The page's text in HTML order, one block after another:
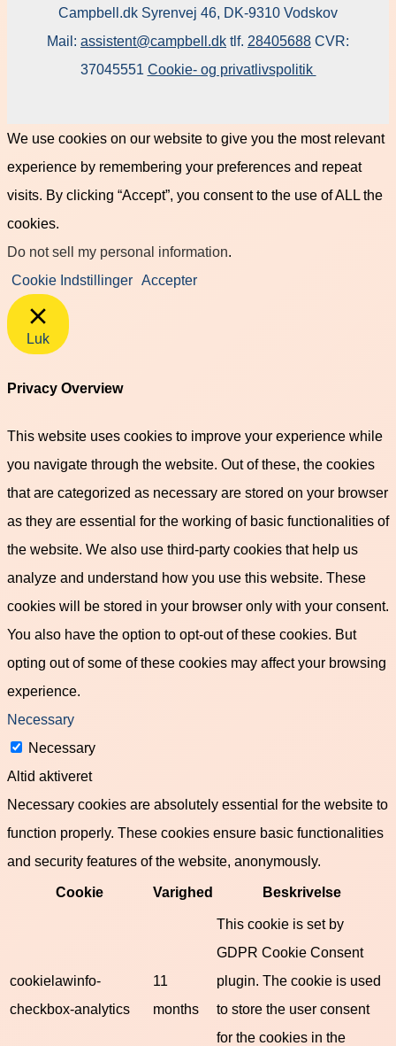
Campbell.dk Syrenvej 46, DK-9310 Vodskov
Mail: assistent@campbell.dk tlf. 28405688 CVR:
37045551 Cookie- og privatlivspolitik
We use cookies on our website to give you the most relevant
experience by remembering your preferences and repeat
visits. By clicking “Accept”, you consent to the use of ALL the
cookies.
Do not sell my personal information.
Cookie Indstillinger Accepter
Luk
Privacy Overview
This website uses cookies to improve your experience while
you navigate through the website. Out of these, the cookies
that are categorized as necessary are stored on your browser
as they are essential for the working of basic functionalities of
the website. We also use third-party cookies that help us
analyze and understand how you use this website. These
cookies will be stored in your browser only with your consent.
You also have the option to opt-out of these cookies. But
opting out of some of these cookies may affect your browsing
experience.
Necessary
Necessary
Altid aktiveret
Necessary cookies are absolutely essential for the website to
function properly. These cookies ensure basic functionalities
and security features of the website, anonymously.
Cookie
Varighed Beskrivelse
cookielawinfo-
checkbox-analytics
11
months
This cookie is set by
GDPR Cookie Consent
plugin. The cookie is used
to store the user consent
for the cookies in the